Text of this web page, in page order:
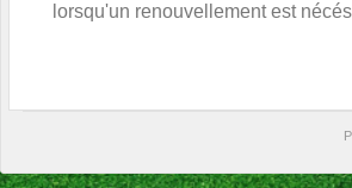
lorsqu'un renouvellement est